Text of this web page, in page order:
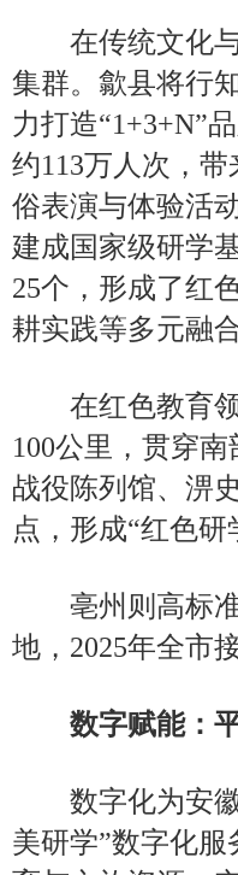
在传统文化与
集群。歙县将行
力打造“1+3+N”
约113万人次，
俗表演与体验活
建成国家级研学
25个，形成了红
耕实践等多元融
在红色教育领
100公里，贯穿
战役陈列馆、淠
点，形成“红色
亳州则高标准
地，2025年全市
数字赋能：
数字化为安徽
美研学”数字化